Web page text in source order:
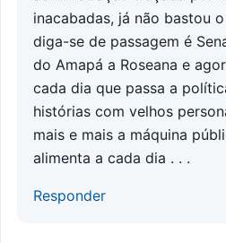
inacabadas, já não bastou
diga-se de passagem é
do Amapá a Roseana e
cada dia que passa a
histórias com velhos
mais e mais a máquina
alimenta a cada dia . . .
Responder